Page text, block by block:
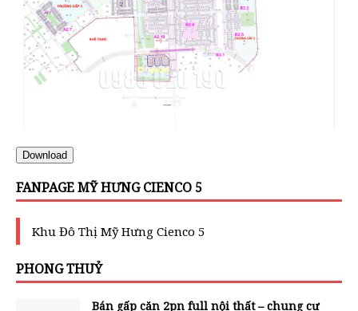
Download
FANPAGE MỸ HƯNG CIENCO 5
Khu Đô Thị Mỹ Hưng Cienco 5
PHONG THUỶ
Bán gấp căn 2pn full nội thất – chung cư